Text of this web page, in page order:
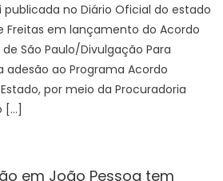
no Diário Oficial do estado
Freitas em lançamento do Acordo
São Paulo/Divulgação Para
adesão ao Programa Acordo
por meio da Procuradoria
[…]
em João Pessoa tem